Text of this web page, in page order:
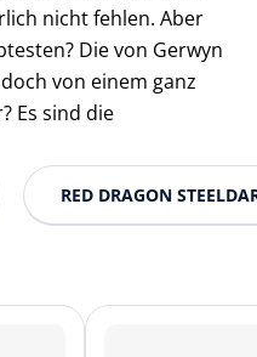
nicht fehlen. Aber
Die von Gerwyn
von einem ganz
Es sind die
RED DRAGON